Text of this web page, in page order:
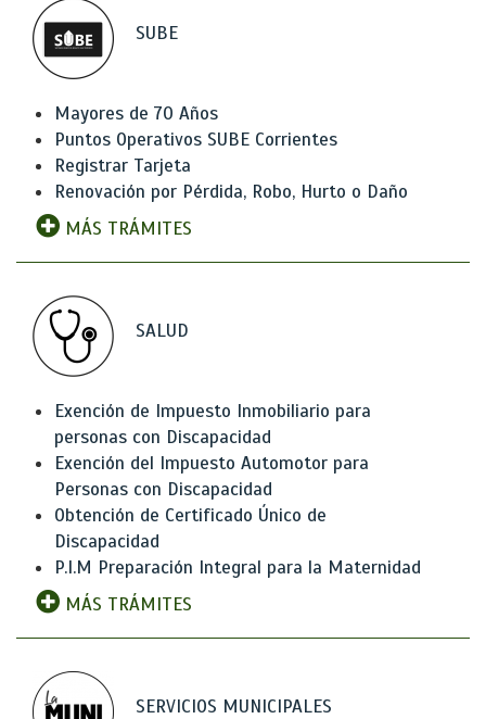
SUBE
Mayores de 70 Años
Puntos Operativos SUBE Corrientes
Registrar Tarjeta
Renovación por Pérdida, Robo, Hurto o Daño
MÁS TRÁMITES
SALUD
Exención de Impuesto Inmobiliario para
personas con Discapacidad
Exención del Impuesto Automotor para
Personas con Discapacidad
Obtención de Certificado Único de
Discapacidad
P.I.M Preparación Integral para la Maternidad
MÁS TRÁMITES
SERVICIOS MUNICIPALES